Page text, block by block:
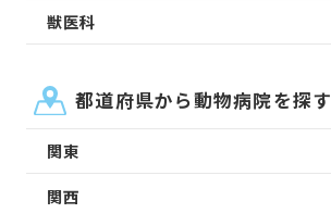
獣医科
都道府県から動物病院を探す
関東
関西